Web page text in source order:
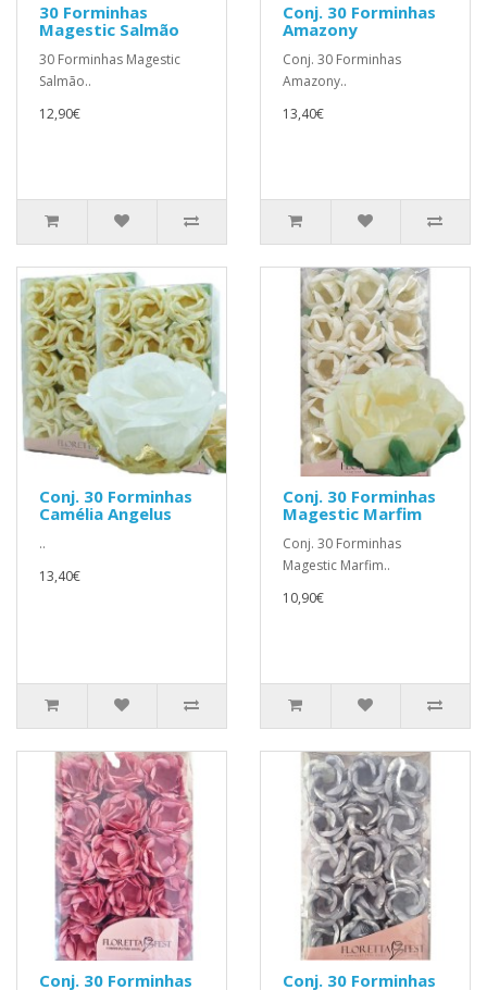
30 Forminhas
Magestic Salmão
30 Forminhas Magestic
Salmão..
12,90€
Conj. 30 Forminhas
Amazony
Conj. 30 Forminhas
Amazony..
13,40€
Conj. 30 Forminhas
Camélia Angelus
..
13,40€
Conj. 30 Forminhas
Magestic Marfim
Conj. 30 Forminhas
Magestic Marfim..
10,90€
Conj. 30 Forminhas
Conj. 30 Forminhas